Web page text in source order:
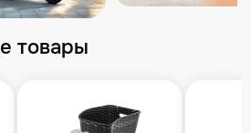
товары